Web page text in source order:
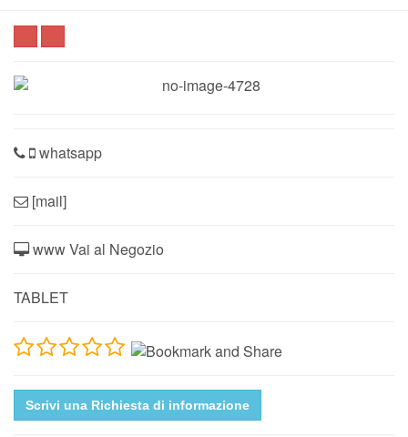
whatsapp
[mail]
www Vai al Negozio
TABLET
Scrivi una Richiesta di informazione